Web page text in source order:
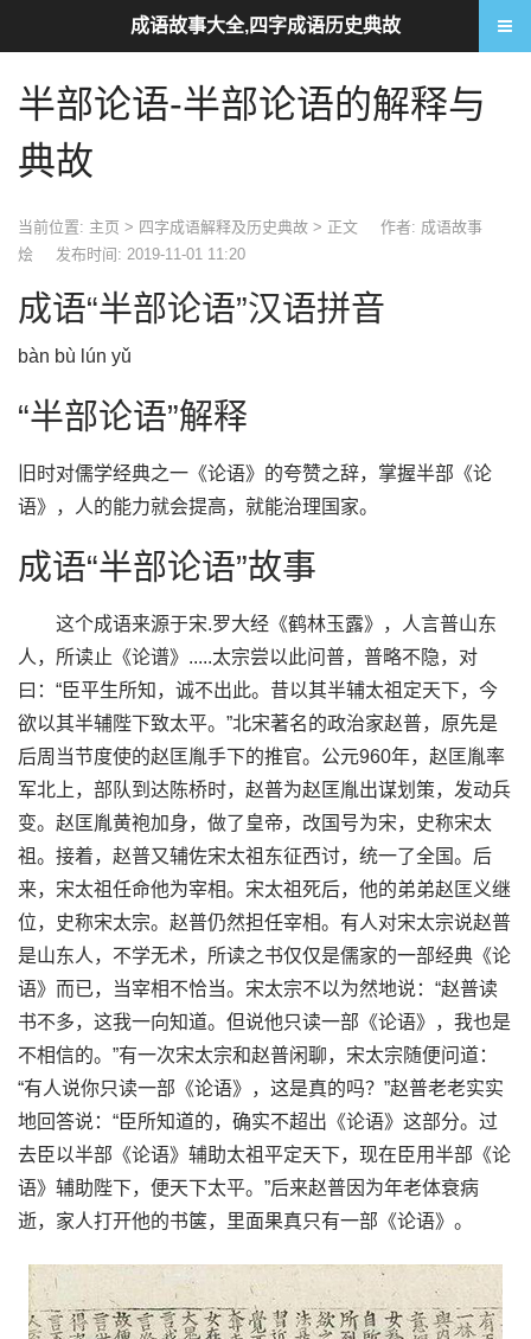
半部论语-半部论语的解释与
典故
当前位置: 主页 > 四字成语解释及历史典故 > 正文
作者: 成语故事
烩
发布时间: 2019-11-01 11:20
成语“半部论语”汉语拼音
bàn bù lún yǔ
“半部论语”解释
旧时对儒学经典之一《论语》的夸赞之辞，掌握半部《论
语》，人的能力就会提高，就能治理国家。
成语“半部论语”故事
这个成语来源于宋.罗大经《鹤林玉露》，人言普山东
人，所读止《论谱》.....太宗尝以此问普，普略不隐，对
曰：“臣平生所知，诚不出此。昔以其半辅太祖定天下，今
欲以其半辅陛下致太平。”北宋著名的政治家赵普，原先是
后周当节度使的赵匡胤手下的推官。公元960年，赵匡胤率
军北上，部队到达陈桥时，赵普为赵匡胤出谋划策，发动兵
变。赵匡胤黄袍加身，做了皇帝，改国号为宋，史称宋太
祖。接着，赵普又辅佐宋太祖东征西讨，统一了全国。后
来，宋太祖任命他为宰相。宋太祖死后，他的弟弟赵匡义继
位，史称宋太宗。赵普仍然担任宰相。有人对宋太宗说赵普
是山东人，不学无术，所读之书仅仅是儒家的一部经典《论
语》而已，当宰相不恰当。宋太宗不以为然地说：“赵普读
书不多，这我一向知道。但说他只读一部《论语》，我也是
不相信的。”有一次宋太宗和赵普闲聊，宋太宗随便问道：
“有人说你只读一部《论语》，这是真的吗？”赵普老老实实
地回答说：“臣所知道的，确实不超出《论语》这部分。过
去臣以半部《论语》辅助太祖平定天下，现在臣用半部《论
语》辅助陛下，便天下太平。”后来赵普因为年老体衰病
逝，家人打开他的书箧，里面果真只有一部《论语》。
成语故事大全,四字成语历史典故